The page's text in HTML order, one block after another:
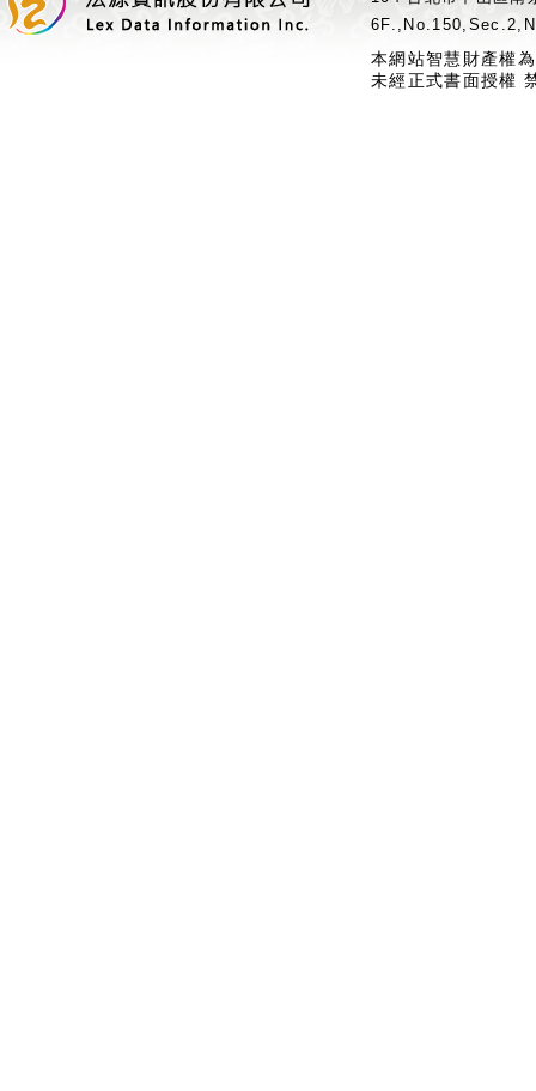
本網站智慧財產權
未經正式書面授權